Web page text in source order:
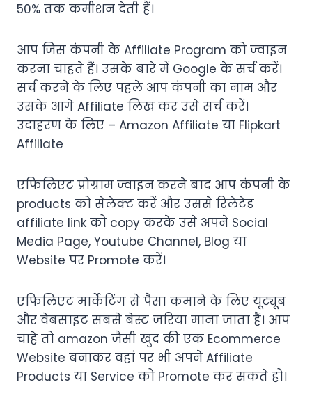
50% तक कमीशन देती हैं।
आप जिस कंपनी के Affiliate Program को ज्वाइन
करना चाहते हैं। उसके बारे में Google के सर्च करें।
सर्च करने के लिए पहले आप कंपनी का नाम और
उसके आगे Affiliate लिख कर उसे सर्च करें।
उदाहरण के लिए – Amazon Affiliate या Flipkart
Affiliate
एफिलिएट प्रोग्राम ज्वाइन करने बाद आप कंपनी के
products को सेलेक्ट करें और उससे रिलेटेड
affiliate link को copy करके उसे अपने Social
Media Page, Youtube Channel, Blog या
Website पर Promote करें।
एफिलिएट मार्केटिंग से पैसा कमाने के लिए यूट्यूब
और वेबसाइट सबसे बेस्ट जरिया माना जाता हैं। आप
चाहे तो amazon जैसी खुद की एक Ecommerce
Website बनाकर वहां पर भी अपने Affiliate
Products या Service को Promote कर सकते हो।